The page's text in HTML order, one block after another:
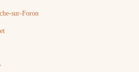
sur-Foron